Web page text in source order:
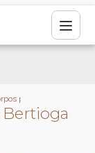
escadapara sacada bertioga
Bertioga